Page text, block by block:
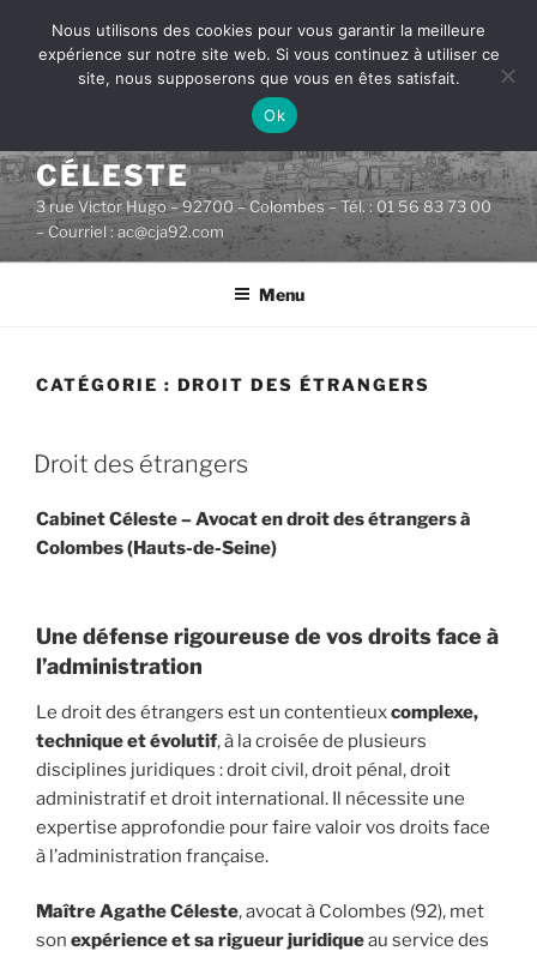
contenu
CABINET D'AVOCATS
CÉLESTE
3 rue Victor Hugo – 92700 – Colombes – Tél. : 01 56 83 73 00
– Courriel : ac@cja92.com
Menu
CATÉGORIE : DROIT DES ÉTRANGERS
PUBLIÉ
LE
Droit des étrangers
Cabinet Céleste – Avocat en droit des étrangers à
Colombes (Hauts-de-Seine)
Une défense rigoureuse de vos droits face à
l’administration
Le droit des étrangers est un contentieuxcomplexe,
technique et évolutif, à la croisée de plusieurs
disciplines juridiques : droit civil, droit pénal, droit
administratif et droit international. Il nécessite une
expertise approfondie pour faire valoir vos droits face
à l’administration française.
Maître Agathe Céleste, avocat à Colombes (92), met
son expérience et sa rigueur juridiqueau service des
Nous utilisons des cookies pour vous garantir la meilleure
expérience sur notre site web. Si vous continuez à utiliser ce
site, nous supposerons que vous en êtes satisfait.
Ok